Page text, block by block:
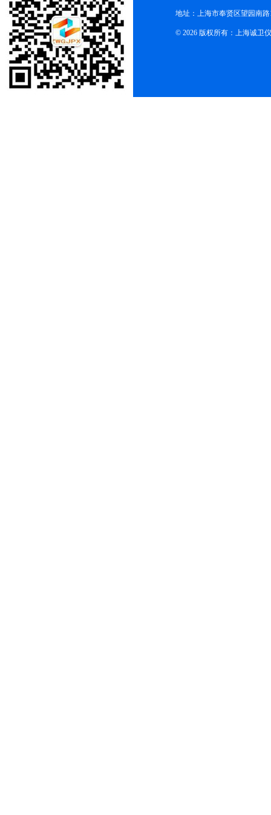
地址：上海市奉贤区望园南路
© 2026 版权所有：上海诚卫